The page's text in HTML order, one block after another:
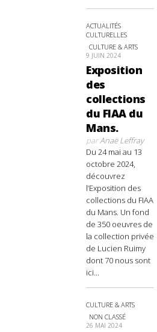
ACTUALITÉS
CULTURELLES
CULTURE & ARTS
9 JUIN 2024
Exposition
des
collections
du FIAA du
Mans.
parAnaë Leffray
Du 24 mai au 13
octobre 2024,
découvrez
l’Exposition des
collections du FIAA
du Mans. Un fond
de 350 oeuvres de
la collection privée
de Lucien Ruimy
dont 70 nous sont
ici...
CULTURE & ARTS
NON CLASSÉ
26 MAI 2024